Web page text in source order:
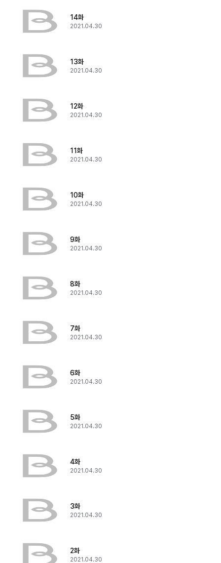
14화
2021.04.30
13화
2021.04.30
12화
2021.04.30
11화
2021.04.30
10화
2021.04.30
9화
2021.04.30
8화
2021.04.30
7화
2021.04.30
6화
2021.04.30
5화
2021.04.30
4화
2021.04.30
3화
2021.04.30
2화
2021.04.30